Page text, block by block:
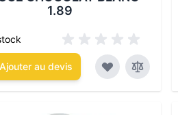
1.89
Ajouter au devis